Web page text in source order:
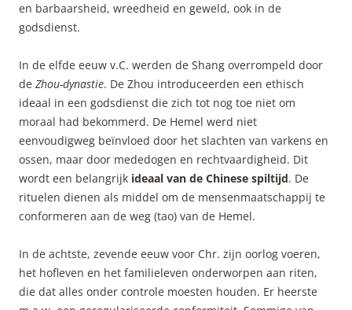
en barbaarsheid, wreedheid en geweld, ook in de
godsdienst.
In de elfde eeuw v.C. werden de Shang overrompeld door
de Zhou-dynastie. De Zhou introduceerden een ethisch
ideaal in een godsdienst die zich tot nog toe niet om
moraal had bekommerd. De Hemel werd niet
eenvoudigweg beïnvloed door het slachten van varkens en
ossen, maar door mededogen en rechtvaardigheid. Dit
wordt een belangrijk ideaal van de Chinese spiltijd. De
rituelen dienen als middel om de mensenmaatschappij te
conformeren aan de weg (tao) van de Hemel.
In de achtste, zevende eeuw voor Chr. zijn oorlog voeren,
het hofleven en het familieleven onderworpen aan riten,
die dat alles onder controle moesten houden. Er heerste